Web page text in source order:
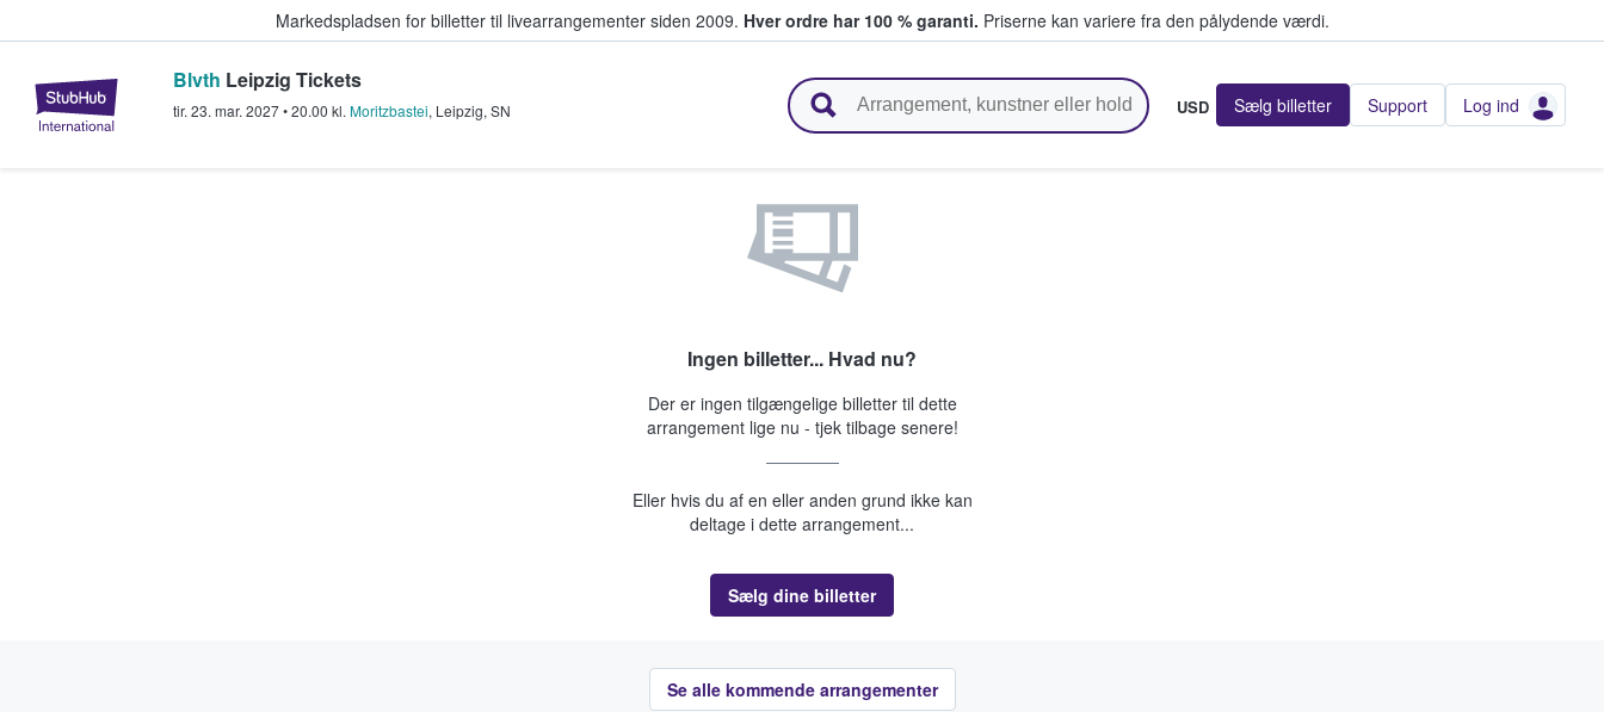
Markedspladsen for billetter til livearrangementer siden 2009. Hver ordre har 100 % garanti. Priserne kan variere fra den pålydende værdi.
StubHub - Hvor fans køber og sælger billetter
Blvth Leipzig Tickets
tir. 23. mar. 2027•20.00 kl. Moritzbastei, Leipzig, SN USD Sælg billetter Support Log ind
Ingen billetter... Hvad nu?
Der er ingen tilgængelige billetter til dette
arrangement lige nu - tjek tilbage senere!
Eller hvis du af en eller anden grund ikke kan
deltage i dette arrangement...
Sælg dine billetter
Se alle kommende arrangementer